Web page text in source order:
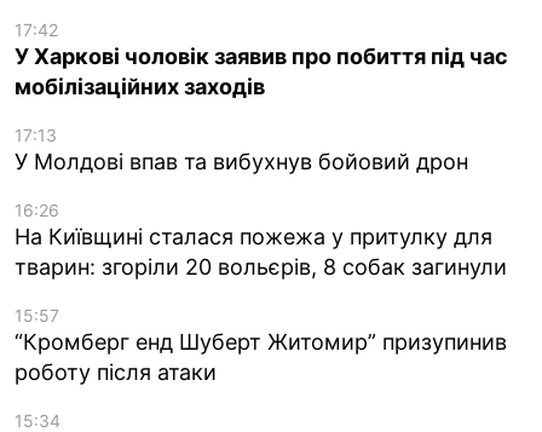
17:42
У Харкові чоловік заявив про побиття під час
мобілізаційних заходів
17:13
У Молдові впав та вибухнув бойовий дрон
16:26
На Київщині сталася пожежа у притулку для
тварин: згоріли 20 вольєрів, 8 собак загинули
15:57
“Кромберг енд Шуберт Житомир” призупинив
роботу після атаки
15:34